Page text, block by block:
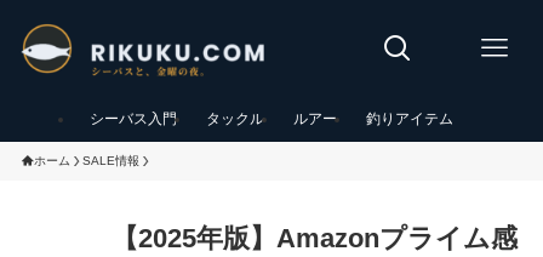
シーバス入門 タックル ルアー 釣りアイテム
ホーム SALE情報
【2025年版】Amazonプライム感